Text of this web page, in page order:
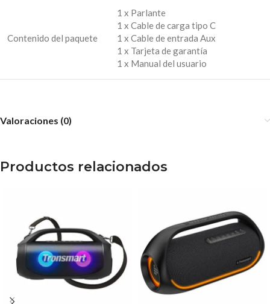
Contenido del paquete
1 x Parlante
1 x Cable de carga tipo C
1 x Cable de entrada Aux
1 x Tarjeta de garantía
1 x Manual del usuario
Valoraciones (0)
Productos relacionados